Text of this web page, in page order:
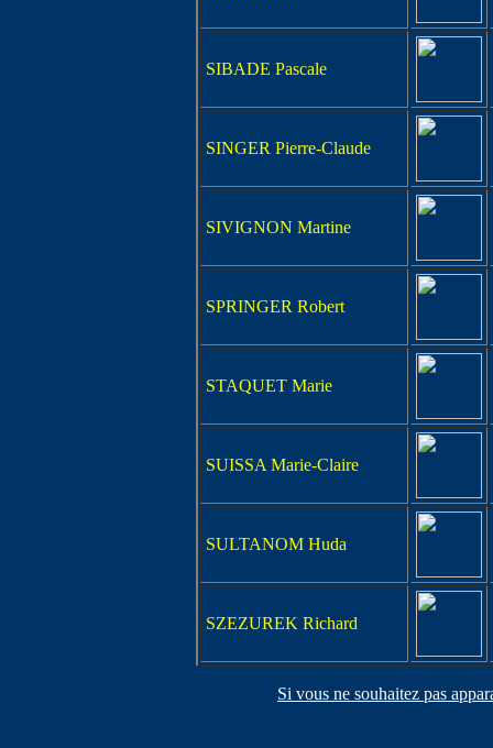
SIBADE Pascale
SINGER Pierre-Claude
SIVIGNON Martine
SPRINGER Robert
STAQUET Marie
SUISSA Marie-Claire
SULTANOM Huda
SZEZUREK Richard
Si vous ne souhaitez pas